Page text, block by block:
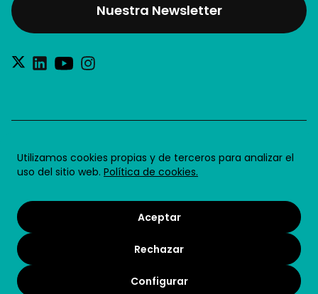
Utilizamos cookies propias y de terceros para analizar el
uso del sitio web. Política de cookies.
Aceptar
Rechazar
Configurar
Nuestra Newsletter
®2026 Future for Work SL
Política de privacidad
Política de cookies
Condiciones de uso
Términos y condiciones